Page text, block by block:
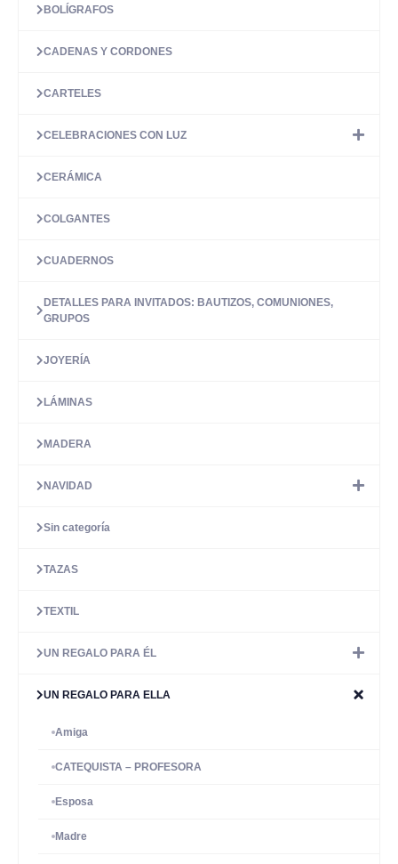
BOLÍGRAFOS
CADENAS Y CORDONES
CARTELES
CELEBRACIONES CON LUZ
CERÁMICA
COLGANTES
CUADERNOS
DETALLES PARA INVITADOS: BAUTIZOS, COMUNIONES,
GRUPOS
JOYERÍA
LÁMINAS
MADERA
NAVIDAD
Sin categoría
TAZAS
TEXTIL
UN REGALO PARA ÉL
UN REGALO PARA ELLA
Amiga
CATEQUISTA – PROFESORA
Esposa
Madre